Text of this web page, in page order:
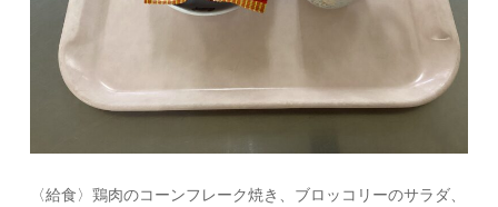
〈給食〉鶏肉のコーンフレーク焼き、ブロッコリーのサラダ、